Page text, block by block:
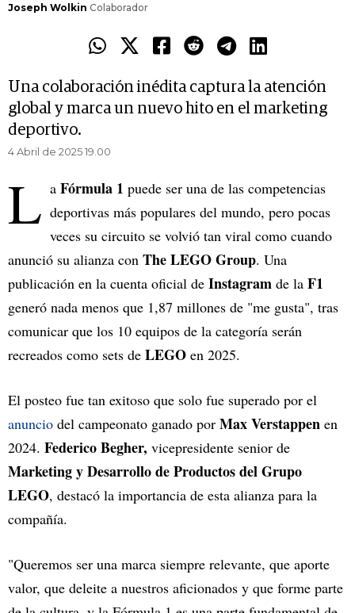
Joseph Wolkin Colaborador
Una colaboración inédita captura la atención
global y marca un nuevo hito en el marketing
deportivo.
4 Abril de 2025 19.00
L a Fórmula 1 puede ser una de las competencias
deportivas más populares del mundo, pero pocas
veces su circuito se volvió tan viral como cuando
anunció su alianza con The LEGO Group. Una
publicación en la cuenta oficial de Instagram de la F1
generó nada menos que 1,87 millones de "me gusta", tras
comunicar que los 10 equipos de la categoría serán
recreados como sets de LEGO en 2025.
El posteo fue tan exitoso que solo fue superado por el
anuncio del campeonato ganado por Max Verstappen en
2024. Federico Begher, vicepresidente senior de
Marketing y Desarrollo de Productos del Grupo
LEGO, destacó la importancia de esta alianza para la
compañía.
"Queremos ser una marca siempre relevante, que aporte
valor, que deleite a nuestros aficionados y que forme parte